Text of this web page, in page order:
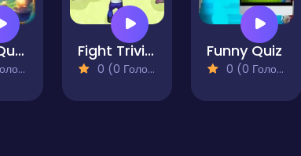
Riddle Quest Brain Teaser Challenge Fight Trivia 2
0 (0 Голосів)
Funny Quiz
0 (0 Голосів)